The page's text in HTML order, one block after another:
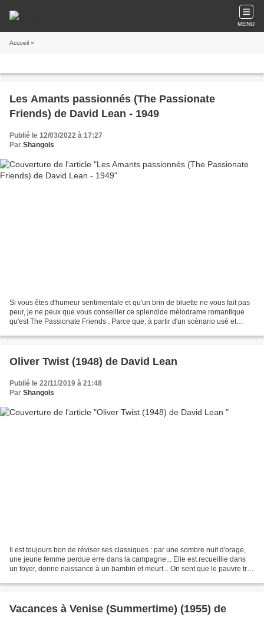
MENU
Accueil »
Les Amants passionnés (The Passionate
Friends) de David Lean - 1949
Publié le 12/03/2022 à 17:27
Par Shangols
Si vous êtes d'humeur sentimentale et qu'un brin de bluette ne vous fait pas
peur, je ne peux que vous conseiller ce splendide mélodrame romantique
qu'est The Passionate Friends . Parce que, à partir d'un scénario usé et
Oliver Twist (1948) de David Lean
Publié le 22/11/2019 à 21:48
Par Shangols
Il est toujours bon de réviser ses classiques : par une sombre nuit d'orage,
une jeune femme perdue erre dans la campagne... Elle est recueillie dans
un foyer, donne naissance à un bambin et meurt... On sent que le pauvre truc
Vacances à Venise (Summertime) (1955) de